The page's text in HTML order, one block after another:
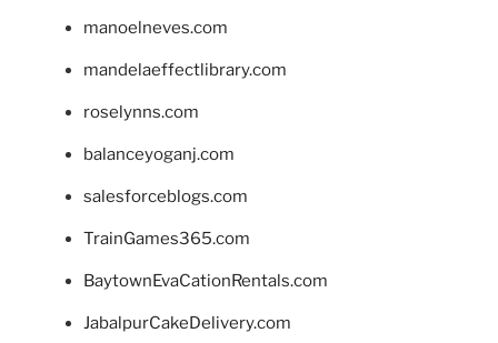
manoelneves.com
mandelaeffectlibrary.com
roselynns.com
balanceyoganj.com
salesforceblogs.com
TrainGames365.com
BaytownEvaCationRentals.com
JabalpurCakeDelivery.com